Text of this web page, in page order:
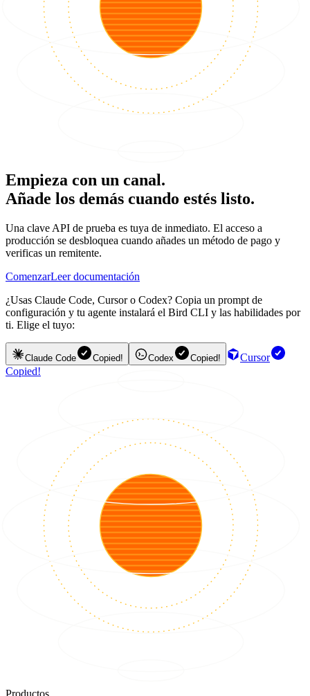
Empieza con un canal.
Añade los demás cuando estés listo.
Una clave API de prueba es tuya de inmediato. El acceso a
producción se desbloquea cuando añades un método de pago y
verificas un remitente.
ComenzarLeer documentación
¿Usas Claude Code, Cursor o Codex? Copia un prompt de
configuración y tu agente instalará el Bird CLI y las habilidades por
ti. Elige el tuyo:
Claude Code Copied! Codex Copied!
Cursor
Copied!